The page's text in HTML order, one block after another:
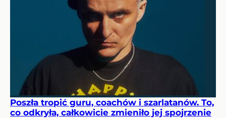
Poszła tropić guru, coachów i szarlatanów. To,
co odkryła, całkowicie zmieniło jej spojrzenie